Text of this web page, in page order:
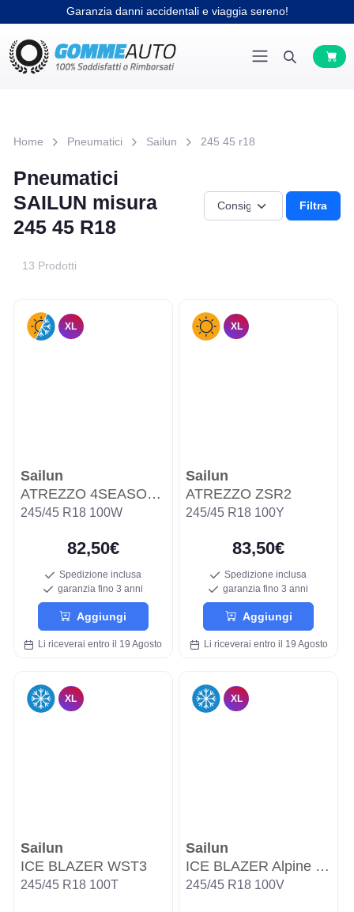
Garanzia danni accidentali e viaggia sereno!
Home Pneumatici Sailun 245 45 r18
Pneumatici
SAILUN misura
245 45 R18
Filtra
13 Prodotti
XL
Sailun
ATREZZO 4SEASONS PRO
245/45 R18 100W
82,50€
Spedizione inclusa
garanzia fino 3 anni
Aggiungi
Li riceverai entro il 19 Agosto
XL
Sailun
ATREZZO ZSR2
245/45 R18 100Y
83,50€
Spedizione inclusa
garanzia fino 3 anni
Aggiungi
Li riceverai entro il 19 Agosto
XL
Sailun
ICE BLAZER WST3
245/45 R18 100T
XL
Sailun
ICE BLAZER Alpine EVO2
245/45 R18 100V